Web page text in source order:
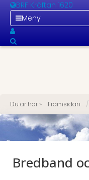
BRF Kräftan 1620
Meny
Du är här » Framsidan
Bredband